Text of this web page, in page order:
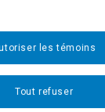
visant à
adolescents
: un outil
des
Tout refuser
les témoins